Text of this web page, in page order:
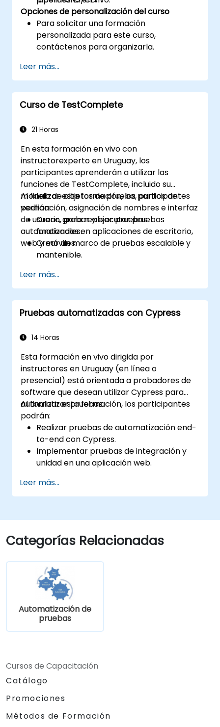
Opciones de personalización del curso
Para solicitar una formación
personalizada para este curso,
contáctenos para organizarla.
Leer más...
Curso de TestComplete
21 Horas
En esta formación en vivo con
instructorexperto en Uruguay, los
participantes aprenderán a utilizar las
funciones de TestComplete, incluido su
modelo de objetos de prueba, puntos de
verificación, asignación de nombres e interfaz
de usuario, para realizar pruebas
automatizadas en aplicaciones de escritorio,
web y móviles.
Al finalizar esta formación, los participantes
podrán:
Crear, grabar y ejecutar pruebas
funcionales.
Crear un marco de pruebas escalable y
mantenible.
pruebas a múltiples dispositivos y analizar
los resultados de las pruebas.
Utilizar las extensiones de scripting de
TestComplete.
Leer más...
Pruebas automatizadas con Cypress
14 Horas
Esta formación en vivo dirigida por
instructores en Uruguay (en línea o
presencial) está orientada a probadores de
software que desean utilizar Cypress para
automatizar pruebas.
Al finalizar esta formación, los participantes
podrán:
Realizar pruebas de automatización end-
to-end con Cypress.
Implementar pruebas de integración y
unidad en una aplicación web.
Selenium.
Leer más...
Categorías Relacionadas
Automatización de
pruebas
Cursos de Capacitación
Catálogo
Promociones
Métodos de Formación